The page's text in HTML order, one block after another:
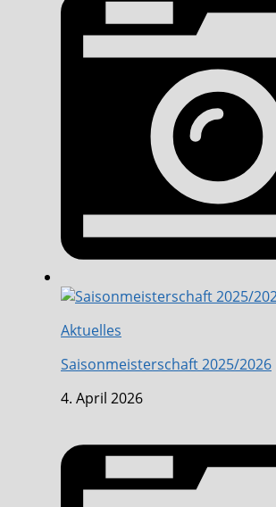
Aktuelles
Saisonmeisterschaft 2025/2026
4. April 2026